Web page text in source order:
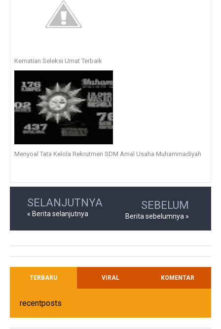
Kematian Seleksi Umat Terbaik
Menyoal Tata Kelola Rekrutmen SDM Amal Usaha Muhammadiyah
SELANJUTNYA
« Berita selanjutnya
SEBELUM
Berita sebelumnya »
TERBARU VIRAL KOMENTAR
recentposts